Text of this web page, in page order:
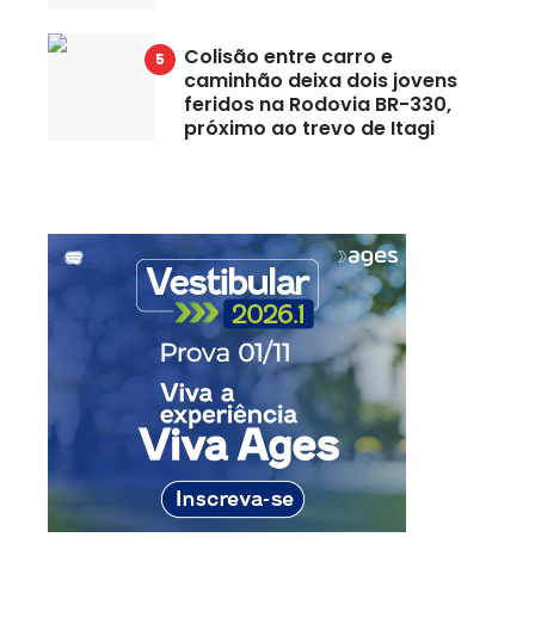
Colisão entre carro e
caminhão deixa dois jovens
feridos na Rodovia BR-330,
próximo ao trevo de Itagi